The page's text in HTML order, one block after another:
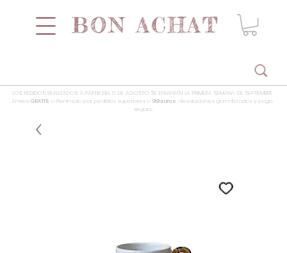
LOS PEDIDOS REALIZADOS A PARTIR DEL 5 DE AGOSTO SE ENVIARÁN LA PRIMERA SEMANA DE SEPTIEMBRE
Envios GRATIS a Península por pedidos superiores a 99 euros , devoluciones garantizadas y pago
seguro